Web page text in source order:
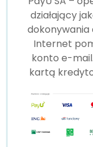
działający
dokonywania
Internet
konto e-
kartą